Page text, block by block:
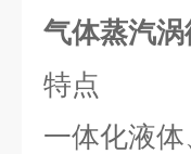
气体蒸汽
特点
一体化液